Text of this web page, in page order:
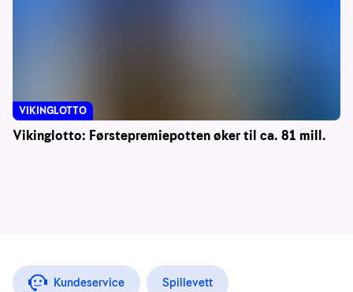
Vikinglotto: Førstepremiepotten øker til ca. 81 mill.
VIKINGLOTTO
Kundeservice Spillevett